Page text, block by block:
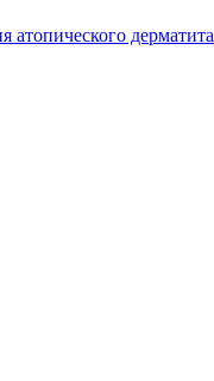
атопического дерматита